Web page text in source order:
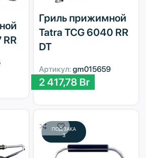
RR
Гриль прижимной
Tatra TCG 6040 RR
DT
Артикул: gm015659
2 417,78 Br
ПОД ЗАКА
З